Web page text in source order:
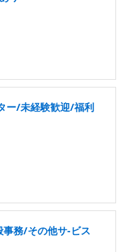
ー/未経験歓迎/福利
事務/その他サ-ビス